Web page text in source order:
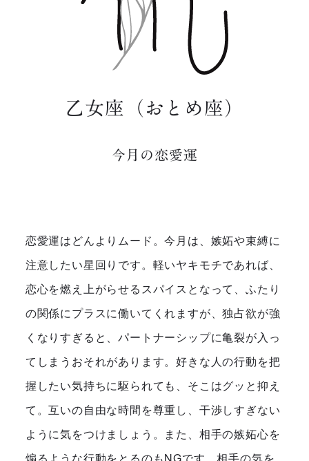
乙女座（おとめ座）
今月の恋愛運
恋愛運はどんよりムード。今月は、嫉妬や束縛に
注意したい星回りです。軽いヤキモチであれば、
恋心を燃え上がらせるスパイスとなって、ふたり
の関係にプラスに働いてくれますが、独占欲が強
くなりすぎると、パートナーシップに亀裂が入っ
てしまうおそれがあります。好きな人の行動を把
握したい気持ちに駆られても、そこはグッと抑え
て。互いの自由な時間を尊重し、干渉しすぎない
ように気をつけましょう。また、相手の嫉妬心を
煽るような行動をとるのもNGです。相手の気を